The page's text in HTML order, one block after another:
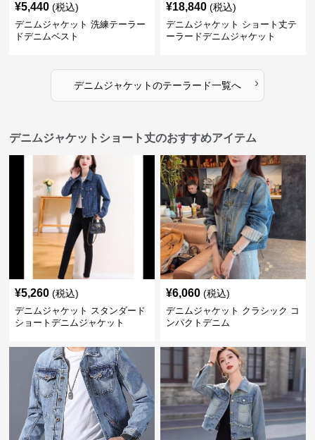
¥5,440 (税込)
デニムジャケット 洗練テーラー
ドデニムベスト
¥18,840 (税込)
デニムジャケット ショート丈テ
ーラードデニムジャケット
デニムジャケットのテーラード一覧へ ›
デニムジャケットショート丈のおすすめアイテム
¥5,260 (税込)
デニムジャケット スタンダード
ショートデニムジャケット
¥6,060 (税込)
デニムジャケット クラシック コ
ンパクトデニム